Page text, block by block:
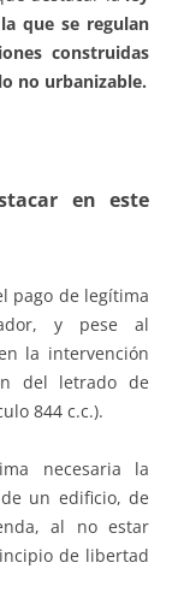
que se regulan
construidas
no urbanizable.
en este
pago de legítima
y pese al
la intervención
del letrado de
844 c.c.).
necesaria la
un edificio, de
al no estar
de libertad